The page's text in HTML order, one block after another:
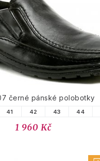
černé pánské polobotky
41 42 43 44
1 960 Kč